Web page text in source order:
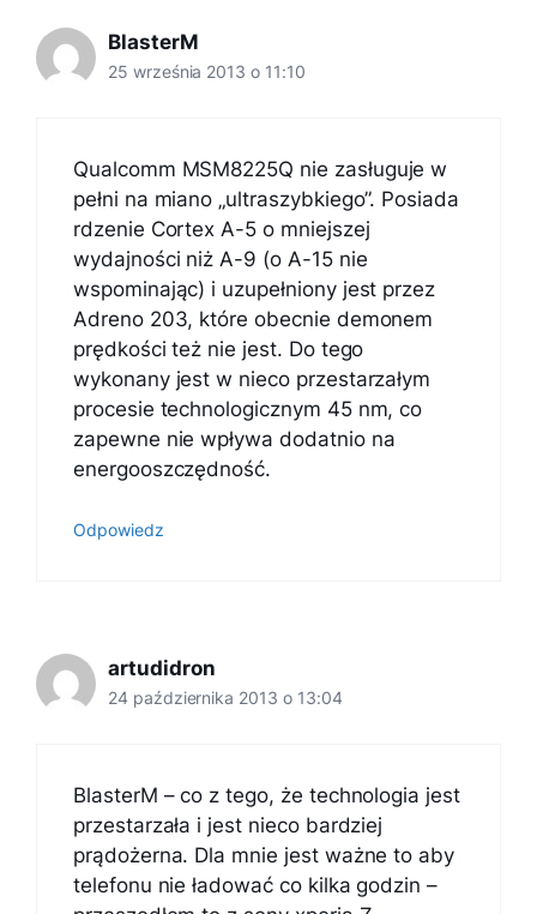
BlasterM
25 września 2013 o 11:10
Qualcomm MSM8225Q nie zasługuje w
pełni na miano „ultraszybkiego”. Posiada
rdzenie Cortex A-5 o mniejszej
wydajności niż A-9 (o A-15 nie
wspominając) i uzupełniony jest przez
Adreno 203, które obecnie demonem
prędkości też nie jest. Do tego
wykonany jest w nieco przestarzałym
procesie technologicznym 45 nm, co
zapewne nie wpływa dodatnio na
energooszczędność.
Odpowiedz
artudidron
24 października 2013 o 13:04
BlasterM – co z tego, że technologia jest
przestarzała i jest nieco bardziej
prądożerna. Dla mnie jest ważne to aby
telefonu nie ładować co kilka godzin –